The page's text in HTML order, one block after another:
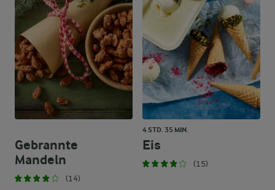
Gebrannte
Mandeln
(14)
4 STD. 35 MIN.
Eis
(15)